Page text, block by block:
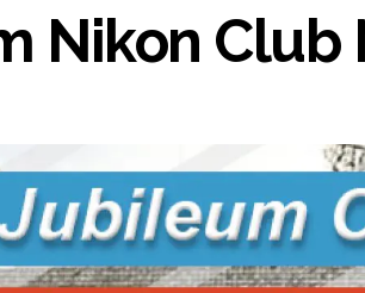
Nikon